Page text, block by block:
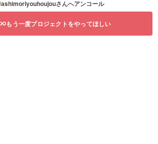
ashimoriyouhoujouさんへアンコール
もう一度プロジェクトをやってほしい